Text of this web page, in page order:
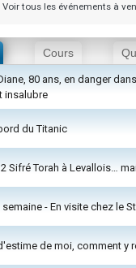
Voir tous les événements à
Cours
80 ans, en danger
insalubre
du Titanic
Sifré Torah à Levallois…
- En visite chez le
de moi, comment y